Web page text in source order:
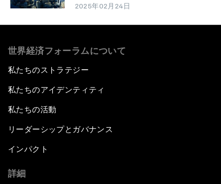
2025年02月24日
世界経済フォーラムについて
私たちのストラテジー
私たちのアイデンティティ
私たちの活動
リーダーシップとガバナンス
インパクト
詳細